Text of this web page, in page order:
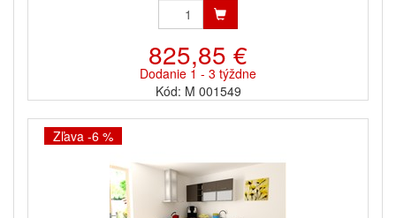
825,85 €
Dodanie 1 - 3 týždne
Kód: M 001549
Zľava -6 %